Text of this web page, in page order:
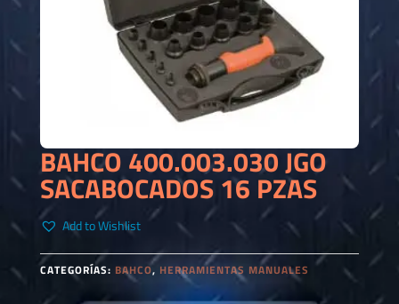
BAHCO 400.003.030 JGO
SACABOCADOS 16 PZAS
Add to Wishlist
CATEGORÍAS: BAHCO, HERRAMIENTAS MANUALES